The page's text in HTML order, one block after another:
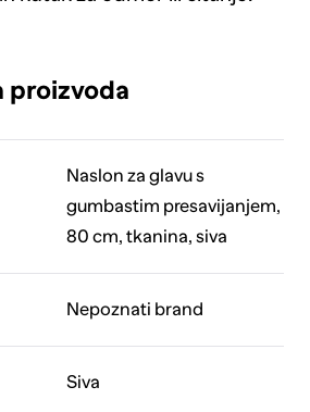
proizvoda
Naslon za glavu s
gumbastim presavijanjem,
80 cm, tkanina, siva
Nepoznati brand
Siva